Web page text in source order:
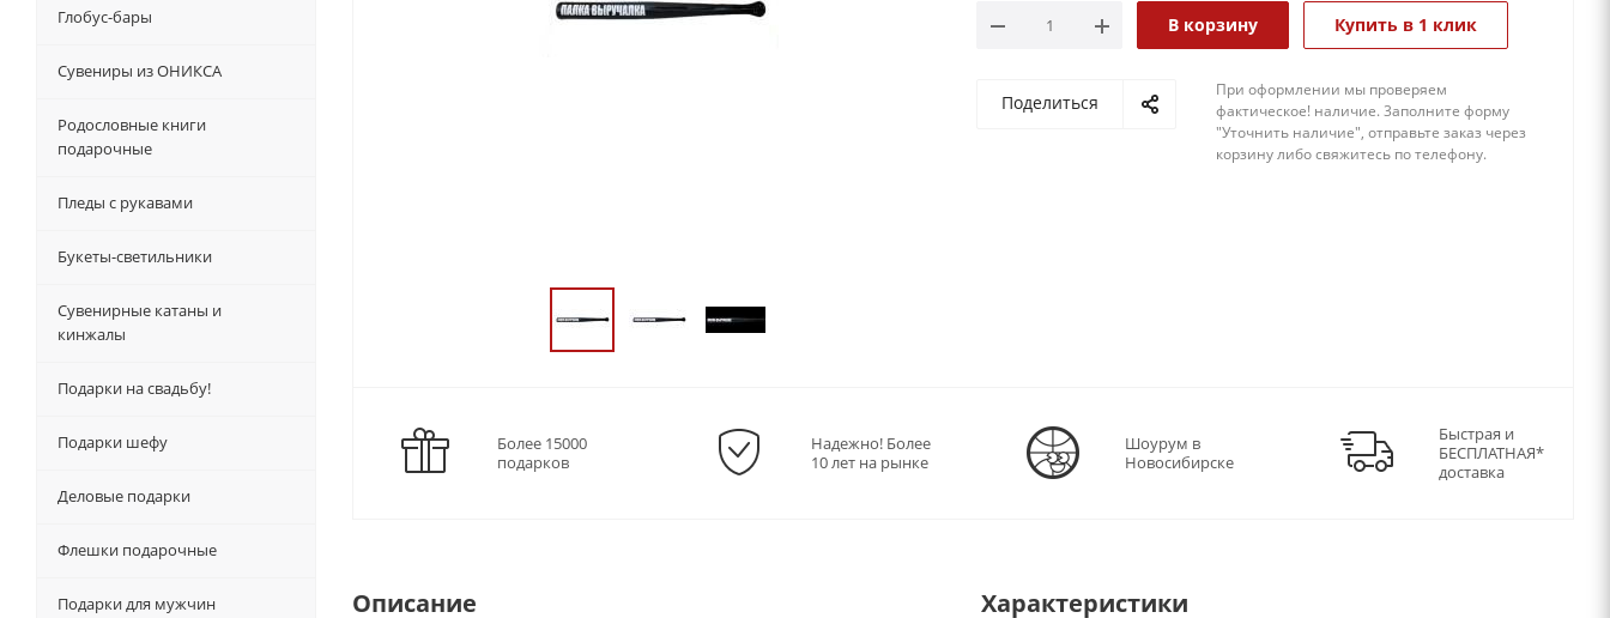
В корзину Купить в 1 клик
Поделиться
При оформлении мы проверяем
фактическое! наличие. 3аполните форму
"Уточнить наличие", отправьте заказ через
корзину либо свяжитесь по телефону.
Более 15000
подарков
Надежно! Более
10 лет на рынке
Шоурум в
Новосибирске
Быстрая и
БЕСПЛАТНАЯ*
доставка
Описание Характеристики
Глобус-бары
Сувениры из ОНИКСА
Родословные книги
подарочные
Пледы с рукавами
Букеты-светильники
Сувенирные катаны и
кинжалы
Подарки на свадьбу!
Подарки шефу
Деловые подарки
Флешки подарочные
Подарки для мужчин